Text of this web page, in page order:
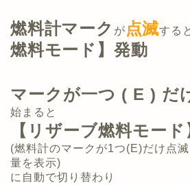
燃料計マーク が 点滅する
燃料モード】発動
マークが一つ ( E ) だ
始まると
【リザーブ燃料モード
(燃料計のマークが1つ(E)だけ点
量を表示)
に自動で切り替わり